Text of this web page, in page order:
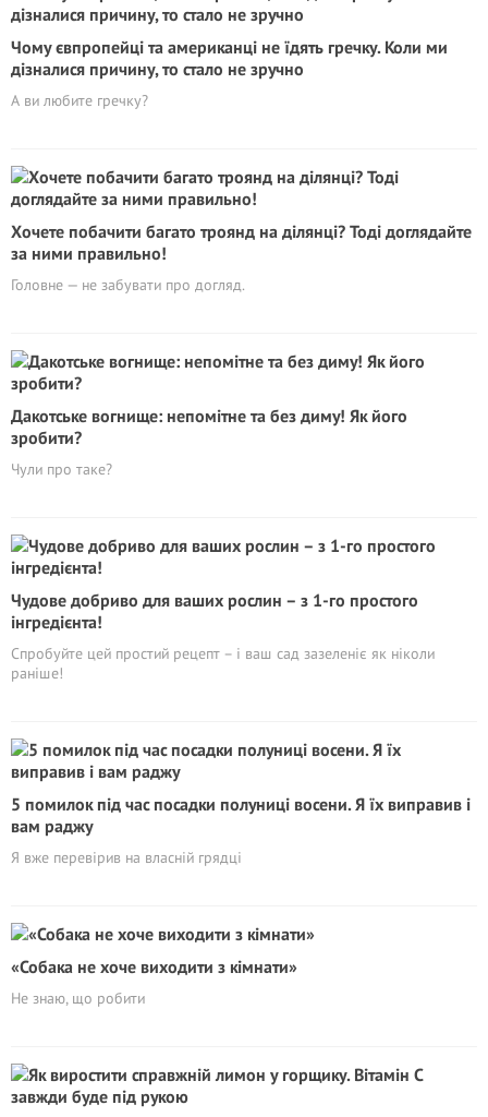
Чому євпропейці та американці не їдять гречку. Коли ми
дізналися причину, то стало не зручно
А ви любите гречку?
Хочете побачити багато троянд на ділянці? Тоді доглядайте
за ними правильно!
Головне — не забувати про догляд.
Дакотське вогнище: непомітне та без диму! Як його
зробити?
Чули про таке?
Чудове добриво для ваших рослин – з 1-го простого
інгредієнта!
Спробуйте цей простий рецепт – і ваш сад зазеленіє як ніколи
раніше!
5 помилок під час посадки полуниці восени. Я їх виправив і
вам раджу
Я вже перевірив на власній грядці
«Собака не хоче виходити з кімнати»
Не знаю, що робити